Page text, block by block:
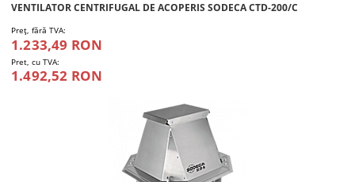
VENTILATOR CENTRIFUGAL DE ACOPERIS SODECA CTD-200/C
Preţ, fără TVA:
1.233,49 RON
Pret, cu TVA:
1.492,52 RON